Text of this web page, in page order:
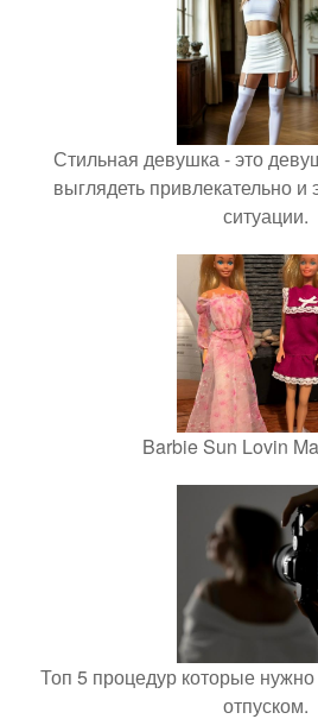
Стильная девушка - это
выглядеть привлекательно и
ситуации.
Barbie Sun Lovin
Топ 5 процедур которые
отпуском.